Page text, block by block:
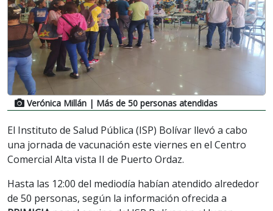
Verónica Millán | Más de 50 personas atendidas
El Instituto de Salud Pública (ISP) Bolívar llevó a cabo
una jornada de vacunación este viernes en el Centro
Comercial Alta vista II de Puerto Ordaz.
Hasta las 12:00 del mediodía habían atendido alrededor
de 50 personas, según la información ofrecida a